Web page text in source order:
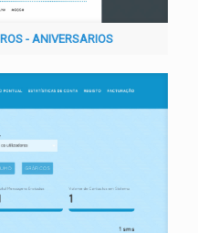
- ANIVERSARIOS